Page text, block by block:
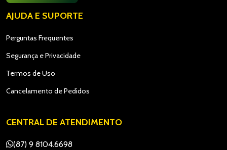
AJUDA E SUPORTE
Perguntas Frequentes
Segurança e Privacidade
Termos de Uso
Cancelamento de Pedidos
CENTRAL DE ATENDIMENTO
(87) 9 8104.6698